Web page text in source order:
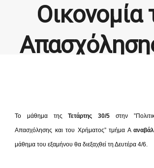
Οικονομία
by admin
Το μάθημα της Τετάρτης 30/5 στην
Απασχόλησης και του Χρήματος” τμήμα Α
μάθημα του εξαμήνου θα διεξαχθεί τη Δευτέρα 4/6.